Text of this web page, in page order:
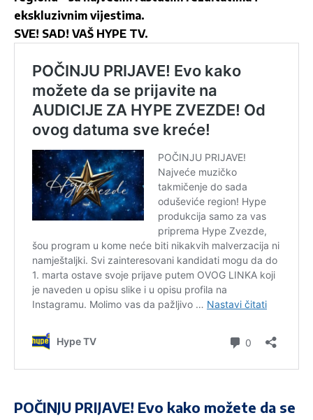
ekskluzivnim vijestima.
SVE! SAD! VAŠ HYPE TV.
POČINJU PRIJAVE! Evo kako možete da se